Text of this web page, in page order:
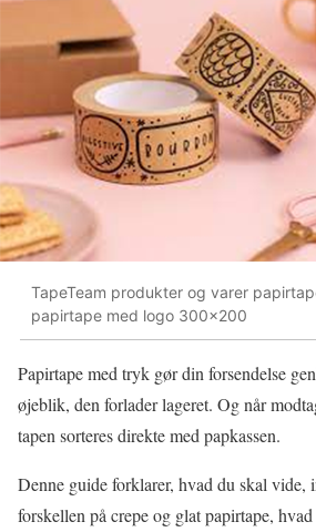
TapeTeam produkter og varer
papirtape med logo 300x200
Papirtape med tryk gør din forsendelse
øjeblik, den forlader lageret. Og når
tapen sorteres direkte med papkassen.
Denne guide forklarer, hvad du skal vide,
forskellen på crepe og glat papirtape,